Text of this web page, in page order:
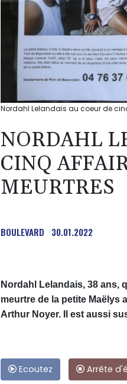
Nordahl Lelandais au coeur de
NORDAHL
CINQ
MEURTRES
BOULEVARD 30.01.2022
Nordahl Lelandais, 38 ans,
meurtre de la petite Maëlys
Arthur Noyer. Il est aussi
Ecoutez Arrête